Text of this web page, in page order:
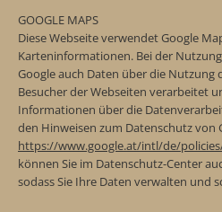
GOOGLE MAPS
Diese Webseite verwendet Google
Karteninformationen. Bei der
Google auch Daten über die
Besucher der Webseiten verarbeitet
Informationen über die
den Hinweisen zum Datenschutz von
https://www.google.at/intl/de/
können Sie im Datenschutz-Center
sodass Sie Ihre Daten verwalten und